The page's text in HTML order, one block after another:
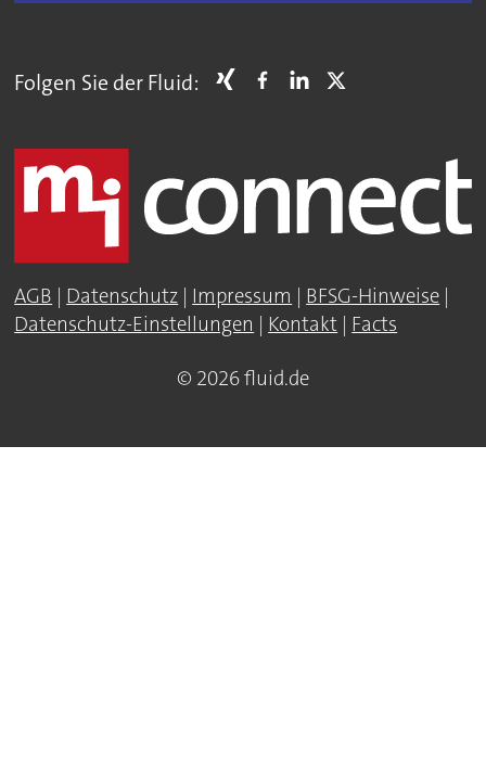
Folgen Sie der Fluid:
AGB | Datenschutz | Impressum | BFSG-Hinweise |
Datenschutz-Einstellungen | Kontakt | Facts
© 2026 fluid.de